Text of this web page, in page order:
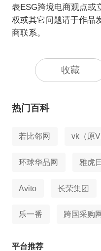
表ESG跨境电商观点或
权或其它问题请于作品
商联系。
收藏
热门百科
若比邻网 vk（原
环球华品网 雅虎
Avito 长荣集团
乐一番 跨国采购
平台推荐